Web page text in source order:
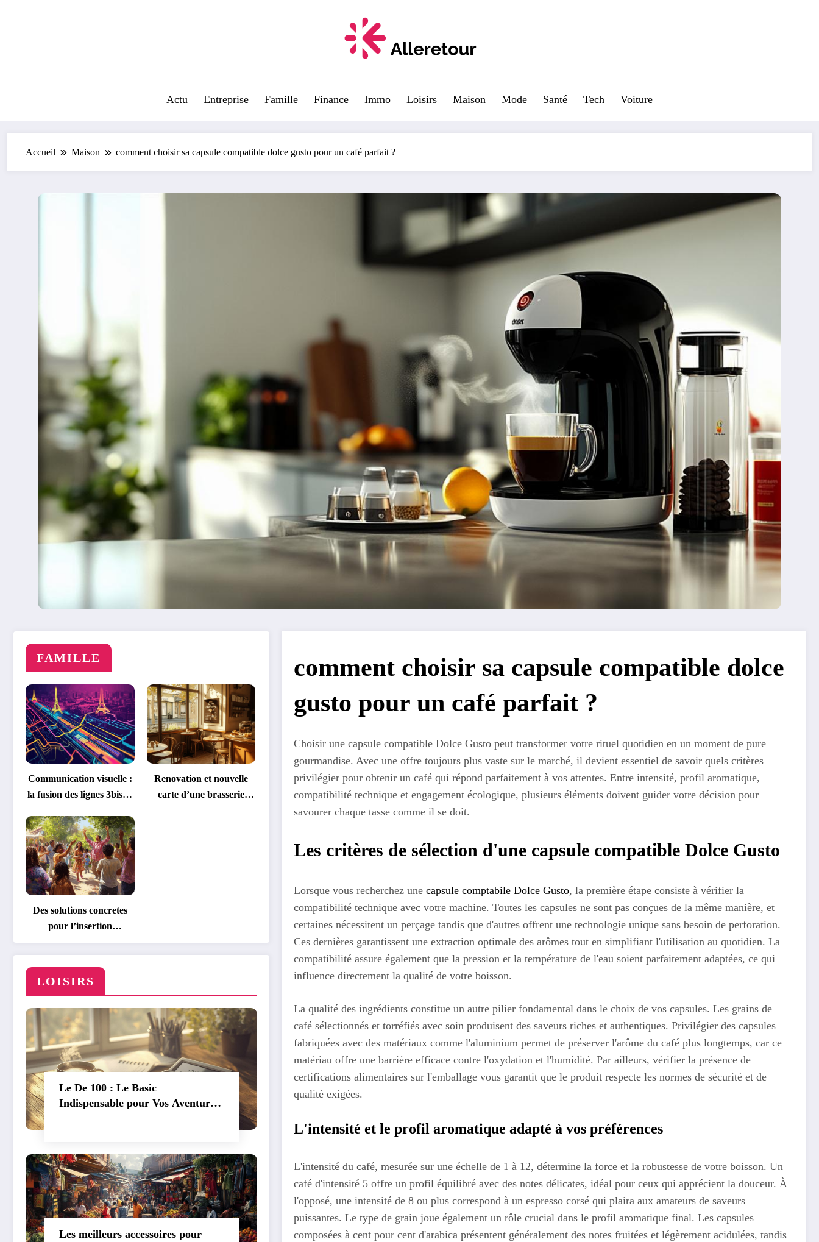
Actu Entreprise Famille Finance Immo Loisirs Maison Mode Santé Tech Voiture
Accueil Maison comment choisir sa capsule compatible dolce gusto pour un café parfait ?
FAMILLE
Communication visuelle :
la fusion des lignes 3bis et
signaletique du metro
parisien
Renovation et nouvelle
carte d’une brasserie
Des solutions concretes
pour l’insertion
professionnelle des
personnes handicapees
LOISIRS
Le De 100 : Le Basic
Indispensable pour Vos Aventures
Les meilleurs accessoires pour
comment choisir sa capsule compatible dolce
gusto pour un café parfait ?
Choisir une capsule compatible Dolce Gusto peut transformer votre rituel quotidien en un moment de pure
gourmandise. Avec une offre toujours plus vaste sur le marché, il devient essentiel de savoir quels critères
privilégier pour obtenir un café qui répond parfaitement à vos attentes. Entre intensité, profil aromatique,
compatibilité technique et engagement écologique, plusieurs éléments doivent guider votre décision pour
savourer chaque tasse comme il se doit.
Les critères de sélection d'une capsule compatible Dolce Gusto
Lorsque vous recherchez unecapsule comptabile Dolce Gusto, la première étape consiste à vérifier la
compatibilité technique avec votre machine. Toutes les capsules ne sont pas conçues de la même manière, et
certaines nécessitent un perçage tandis que d'autres offrent une technologie unique sans besoin de perforation.
Ces dernières garantissent une extraction optimale des arômes tout en simplifiant l'utilisation au quotidien. La
compatibilité assure également que la pression et la température de l'eau soient parfaitement adaptées, ce qui
influence directement la qualité de votre boisson.
La qualité des ingrédients constitue un autre pilier fondamental dans le choix de vos capsules. Les grains de
café sélectionnés et torréfiés avec soin produisent des saveurs riches et authentiques. Privilégier des capsules
fabriquées avec des matériaux comme l'aluminium permet de préserver l'arôme du café plus longtemps, car ce
matériau offre une barrière efficace contre l'oxydation et l'humidité. Par ailleurs, vérifier la présence de
certifications alimentaires sur l'emballage vous garantit que le produit respecte les normes de sécurité et de
qualité exigées.
L'intensité et le profil aromatique adapté à vos préférences
L'intensité du café, mesurée sur une échelle de 1 à 12, détermine la force et la robustesse de votre boisson. Un
café d'intensité 5 offre un profil équilibré avec des notes délicates, idéal pour ceux qui apprécient la douceur. À
l'opposé, une intensité de 8 ou plus correspond à un espresso corsé qui plaira aux amateurs de saveurs
puissantes. Le type de grain joue également un rôle crucial dans le profil aromatique final. Les capsules
composées à cent pour cent d'arabica présentent généralement des notes fruitées et légèrement acidulées, tandis